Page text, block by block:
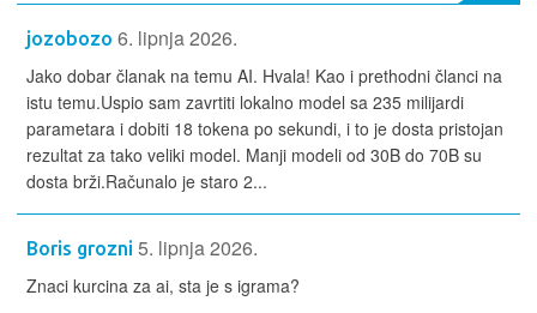
jozobozo 6. lipnja 2026.
Jako dobar članak na temu AI. Hvala! Kao i prethodni članci na
istu temu.Uspio sam zavrtiti lokalno model sa 235 milijardi
parametara i dobiti 18 tokena po sekundi, i to je dosta pristojan
rezultat za tako veliki model. Manji modeli od 30B do 70B su
dosta brži.Računalo je staro 2...
Boris grozni 5. lipnja 2026.
Znaci kurcina za ai, sta je s igrama?